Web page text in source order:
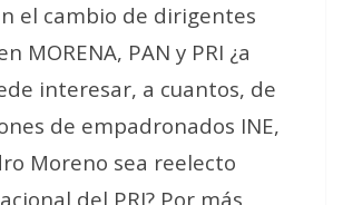
el cambio de dirigentes
MORENA, PAN y PRI ¿a
interesar, a cuantos, de
de empadronados INE,
Moreno sea reelecto
del PRI? Por más